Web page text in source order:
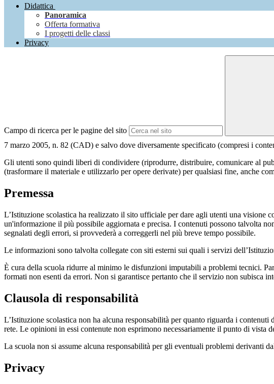
Didattica
Panoramica
Offerta formativa
I progetti delle classi
Privacy
Campo di ricerca per le pagine del sito
7 marzo 2005, n. 82 (CAD) e salvo dove diversamente specificato (compresi i
Gli utenti sono quindi liberi di condividere (riprodurre, distribuire, comunicare al
(trasformare il materiale e utilizzarlo per opere derivate) per qualsiasi fine, anche
Premessa
L’Istituzione scolastica ha realizzato il sito ufficiale per dare agli utenti una
un'informazione il più possibile aggiornata e precisa. I contenuti possono talvolta
segnalati degli errori, si provvederà a correggerli nel più breve tempo possibile.
Le informazioni sono talvolta collegate con siti esterni sui quali i servizi
È cura della scuola ridurre al minimo le disfunzioni imputabili a problemi tecnici.
formati non esenti da errori. Non si garantisce pertanto che il servizio non subisca
Clausola di responsabilità
L’Istituzione scolastica non ha alcuna responsabilità per quanto riguarda i
rete. Le opinioni in essi contenute non esprimono necessariamente il punto di vista
La scuola non si assume alcuna responsabilità per gli eventuali problemi derivanti
Privacy